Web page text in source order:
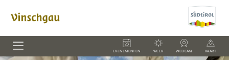
EVENEMENTEN WEER WEBCAM KAART